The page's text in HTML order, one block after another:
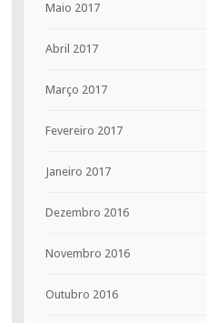
Maio 2017
Abril 2017
Março 2017
Fevereiro 2017
Janeiro 2017
Dezembro 2016
Novembro 2016
Outubro 2016